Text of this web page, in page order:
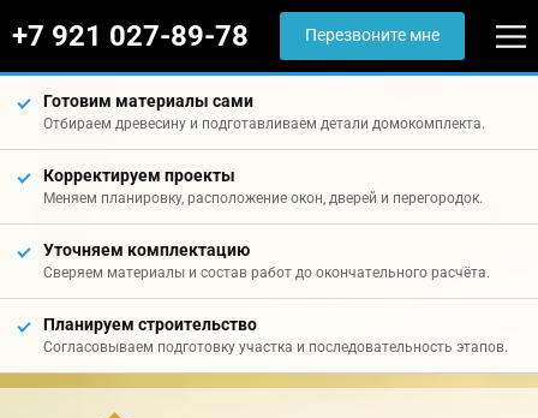
+7 921 027-89-78 Перезвоните мне
Готовим материалы сами
Отбираем древесину и подготавливаем детали домокомплекта.
Корректируем проекты
Меняем планировку, расположение окон, дверей и перегородок.
Уточняем комплектацию
Сверяем материалы и состав работ до окончательного расчёта.
Планируем строительство
Согласовываем подготовку участка и последовательность этапов.